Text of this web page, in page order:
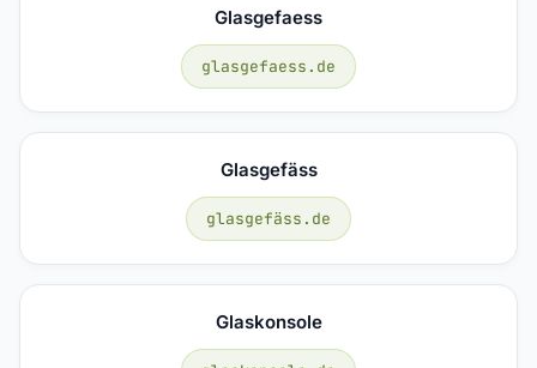
Glasgefaess
glasgefaess.de
Glasgefäss
glasgefäss.de
Glaskonsole